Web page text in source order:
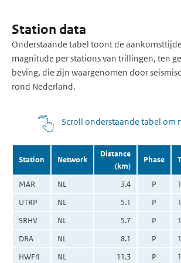
Station data
Onderstaande tabel toont de
magnitude per stations van trillingen, ten
beving, die zijn waargenomen door
rond Nederland.
Scroll onderstaande tabel om
Station Network
Distance
(km)
Phase
MAR
NL 3.4 P
UTRP
NL 5.1 P
SRHV
NL 5.7 P
DRA
NL 8.1 P
HWF4
NL 11.3 P